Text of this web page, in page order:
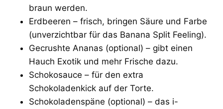
braun werden.
Erdbeeren – frisch, bringen Säure und Farbe
(unverzichtbar für das Banana Split Feeling).
Gecrushte Ananas (optional) – gibt einen
Hauch Exotik und mehr Frische dazu.
Schokosauce – für den extra
Schokoladenkick auf der Torte.
Schokoladenspäne (optional) – das i-